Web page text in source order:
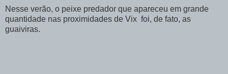
Nesse verão, o peixe predador que apareceu em grande
quantidade nas proximidades de Vix foi, de fato, as
guaiviras.